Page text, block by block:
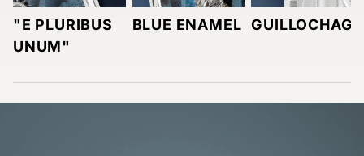
"E PLURIBUS
UNUM"
BLUE ENAMEL GUILLOCHAGE